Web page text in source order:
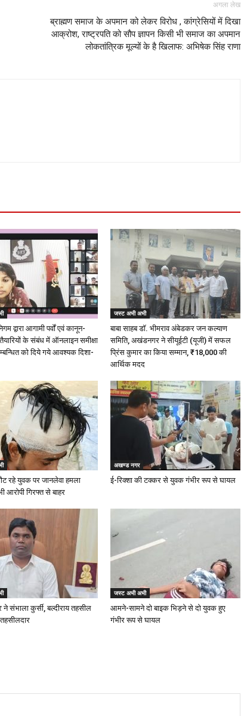
अगला लेख
ब्राह्मण समाज के अपमान को लेकर विरोध , कांग्रेसियों में दिखा
आक्रोश, राष्ट्रपति को सौप ज्ञापन किसी भी समाज का अपमान
लोकतांत्रिक मूल्यों के है खिलाफ: अभिषेक सिंह राणा
द्वारा आगामी पर्वों एवं कानून-
के संबंध में ऑनलाइन समीक्षा
को दिये गये आवश्यक दिशा-
जस्ट अभी अभी
बाबा साहब डॉ. भीमराव अंबेडकर जन कल्याण
समिति, अखंडनगर ने सीयूईटी (यूजी) में सफल
प्रिंस कुमार का किया सम्मान, ₹18,000 की
आर्थिक मदद
रहे युवक पर जानलेवा हमला
आरोपी गिरफ्त से बाहर
अखण्ड नगर
ई-रिक्शा की टक्कर से युवक गंभीर रूप से घायल
संभाला कुर्सी, बल्दीराय तहसील
जस्ट अभी अभी
आमने-सामने दो बाइक भिड़ने से दो युवक हुए
गंभीर रूप से घायल